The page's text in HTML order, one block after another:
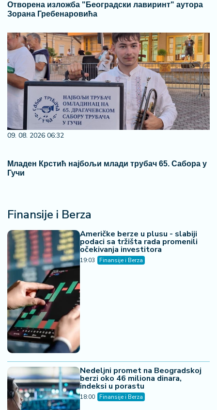
Отворена изложба "Београдски лавиринт" аутора
Зорана Гребенаровића
09. 08. 2026 06:32
Младен Крстић најбољи млади трубач 65. Сабора у
Гучи
Finansije i Berza
Američke berze u plusu - slabiji
podaci sa tržišta rada promenili
očekivanja investitora
19:03 Finansije i Berza
Nedeljni promet na Beogradskoj
berzi oko 46 miliona dinara,
indeksi u porastu
18:00 Finansije i Berza